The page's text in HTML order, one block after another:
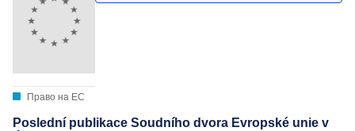
Право на ЕС
Poslední publikace Soudního dvora Evropské unie v